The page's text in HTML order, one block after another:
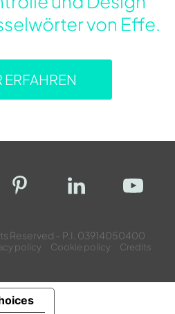
von Effe.
ERFAHREN
Reserved – P.I. 03914050400
policy Cookie policy Credits